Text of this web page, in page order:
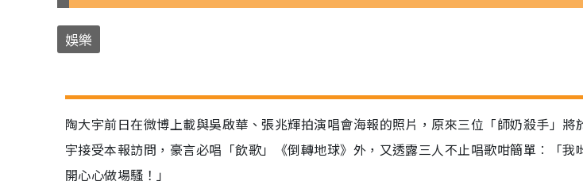
娛樂
陶大宇前日在微博上載與吳啟華、張兆輝拍演唱會海報的照片，原來三位「師奶殺手」將
宇接受本報訪問，豪言必唱「飲歌」《倒轉地球》外，又透露三人不止唱歌咁簡單︰「我
開心心做場騷！」